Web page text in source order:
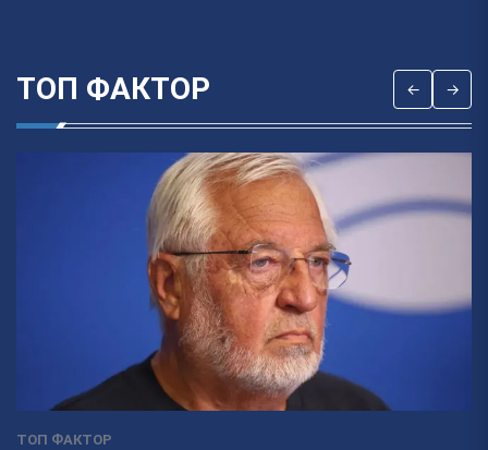
ТОП ФАКТОР ← →
ТОП ФАКТОР